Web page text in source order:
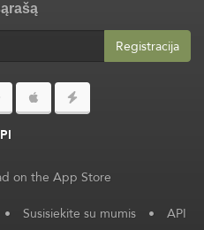
Registracija
• Susisiekite su mumis • API